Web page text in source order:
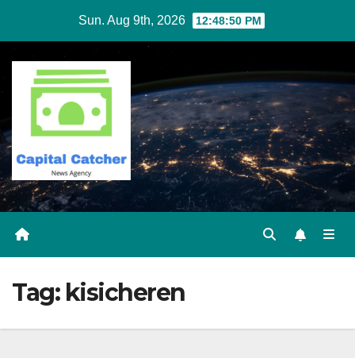
content
Sun. Aug 9th, 2026 12:48:50 PM
Tag: kisicheren